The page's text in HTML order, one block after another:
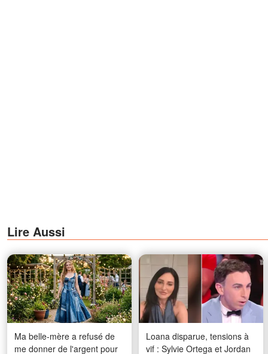
Lire Aussi
Ma belle-mère a refusé de
me donner de l'argent pour
Loana disparue, tensions à
vif : Sylvie Ortega et Jordan